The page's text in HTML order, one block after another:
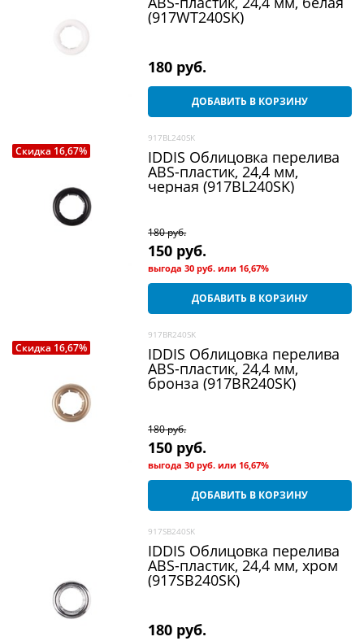
(917WT240SK)
180 руб.
ДОБАВИТЬ В КОРЗИНУ
Скидка 16,67%
917BL240SK
IDDIS Облицовка перелива
ABS-пластик, 24,4 мм,
черная (917BL240SK)
180 руб.
150 руб.
выгода30 руб. или 16,67%
ДОБАВИТЬ В КОРЗИНУ
Скидка 16,67%
917BR240SK
IDDIS Облицовка перелива
ABS-пластик, 24,4 мм,
бронза (917BR240SK)
180 руб.
150 руб.
выгода30 руб. или 16,67%
ДОБАВИТЬ В КОРЗИНУ
917SB240SK
IDDIS Облицовка перелива
ABS-пластик, 24,4 мм, хром
(917SB240SK)
180 руб.